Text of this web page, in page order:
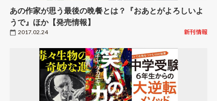
あの作家が思う最後の晩餐とは？『おあとがよろしいよ
うで』ほか【発売情報】
2017.02.24 新刊情報